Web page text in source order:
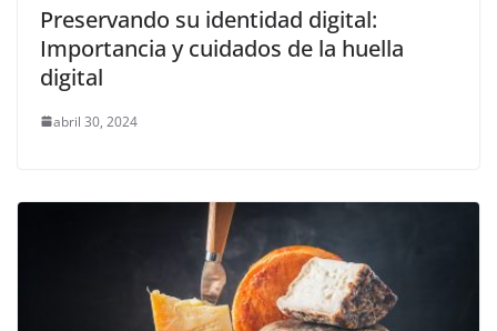
Preservando su identidad digital:
Importancia y cuidados de la huella
digital
abril 30, 2024